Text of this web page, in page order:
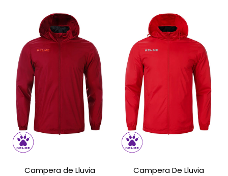
Campera de Lluvia Campera De Lluvia